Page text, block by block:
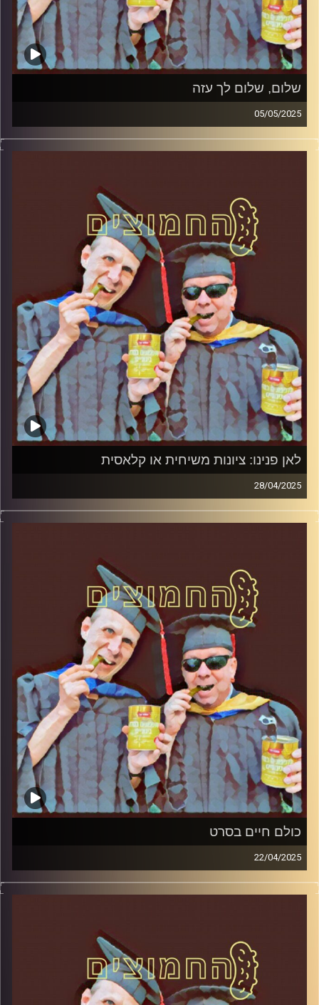
שלום, שלום לך עזה
05/05/2025
המערכת הפוליטית על ספת הפסיכולוג, עם פרופסור בועז בן-
דוד ופרופסור גלעד הירשברגר
קרדיט תמונות:AudioVersity
לאן פנינו: ציונות משיחית או קלאסית
28/04/2025
המערכת הפוליטית על ספת הפסיכולוג, עם פרופסור בועז בן-
דוד ופרופסור גלעד הירשברגר
קרדיט תמונות:AudioVersity
כולם חיים בסרט
22/04/2025
המערכת הפוליטית על ספת הפסיכולוג, עם פרופסור בועז בן-
דוד ופרופסור גלעד הירשברגר
קרדיט תמונות:AudioVersity